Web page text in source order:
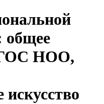
общее
НОО,
искусство